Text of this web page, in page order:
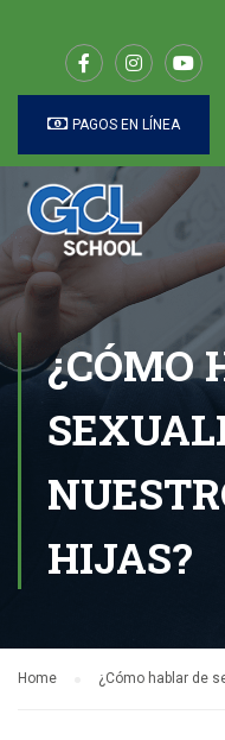
PAGOS EN LÍNEA
¿CÓMO
HIJAS?
Home ¿Cómo hablar de